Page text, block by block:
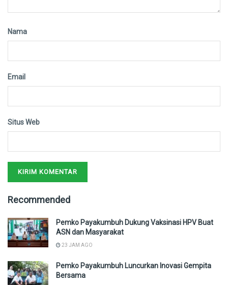
Nama
Email
Situs Web
Recommended
Pemko Payakumbuh Dukung Vaksinasi HPV Buat
ASN dan Masyarakat
23 JAM AGO
Pemko Payakumbuh Luncurkan Inovasi Gempita
Bersama